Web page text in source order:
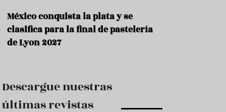
m
o
México conquista la plata y se
clasifica para la final de pastelería
de Lyon 2027
Descargue nuestras
últimas revistas